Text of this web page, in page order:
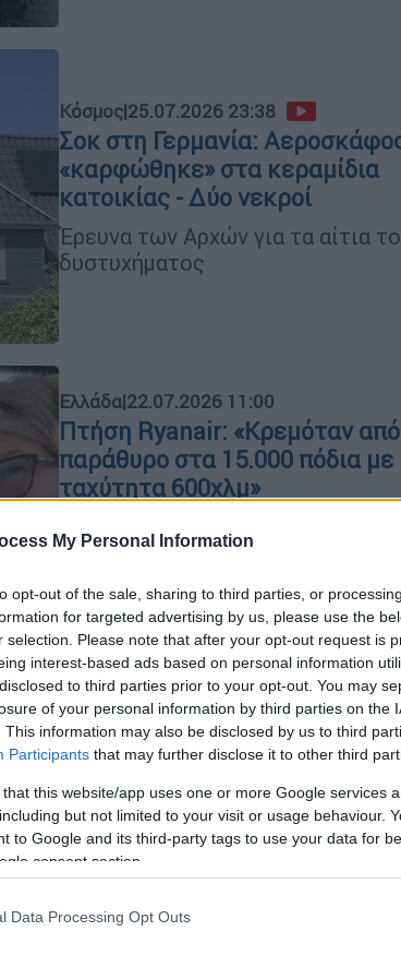
My Personal Information
opt-out of the sale, sharing to third parties, or
for targeted advertising by us, please use the
selection. Please note that after your opt-out request is
interest-based ads based on personal information
to third parties prior to your opt-out. You may
of your personal information by third parties on the
This information may also be disclosed by us to third
Participants that may further disclose it to other third
that this website/app uses one or more Google services
but not limited to your visit or usage behaviour.
to Google and its third-party tags to use your data for
consent section.
Data Processing Opt Outs
Κόσμος|25.07.2026 23:38
Σοκ στη Γερμανία:
«καρφώθηκε» στα κεραμίδια
κατοικίας - Δύο νεκροί
Έρευνα των Αρχών για τα αίτια
δυστυχήματος
Ελλάδα|22.07.2026 11:00
Πτήση Ryanair: «Κρεμόταν
παράθυρο στα 15.000 πόδια με
ταχύτητα 600χλμ»
Έλληνας δικηγόρος του
παράθυρο αεροπλάνου
Κόσμος|21.07.2026 16:53
Τρομακτικό βίντεο από το
Αεροσκάφος έπεσε σε σπίτι -
Τραυματίας ο πιλότος
Η Ομοσπονδιακή Υπηρεσία
Αεροπορίας των ΗΠΑ
μικρό αεροσκάφος ως Piper J3C-65